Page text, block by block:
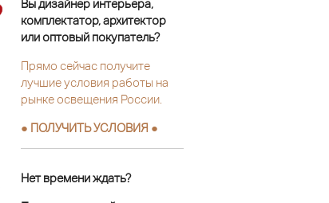
Вы дизайнер интерьера,
комплектатор, архитектор
или оптовый покупатель?
Прямо сейчас получите
лучшие условия работы на
рынке освещения России.
● ПОЛУЧИТЬ УСЛОВИЯ ●
Нет времени ждать?